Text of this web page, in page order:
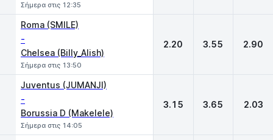
Σήμερα στις 12:35
Roma (SMILE)
-
Chelsea (Billy_Alish)
Σήμερα στις 13:50
2.20 3.55 2.90
Juventus (JUMANJI)
-
Borussia D (Makelele)
Σήμερα στις 14:05
3.15 3.65 2.03